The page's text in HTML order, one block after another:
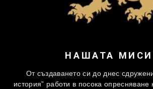
НАШАТА
От създаването си до днес
история” работи в посока опресняване